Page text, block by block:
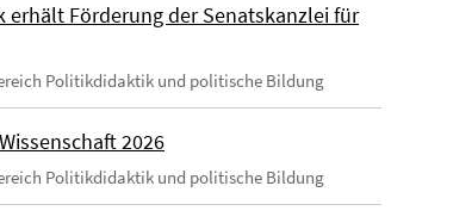
erhält Förderung der Senatskanzlei für
Politikdidaktik und politische Bildung
2026
Politikdidaktik und politische Bildung